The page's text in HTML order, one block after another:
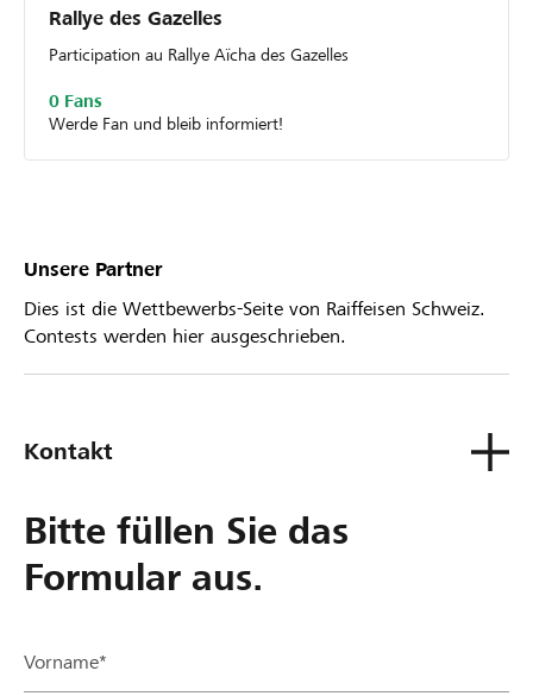
Rallye des Gazelles
Participation au Rallye Aïcha des Gazelles
0 Fans
Werde Fan und bleib informiert!
Unsere Partner
Dies ist die Wettbewerbs-Seite von Raiffeisen Schweiz.
Contests werden hier ausgeschrieben.
Kontakt
Bitte füllen Sie das
Formular aus.
Vorname*